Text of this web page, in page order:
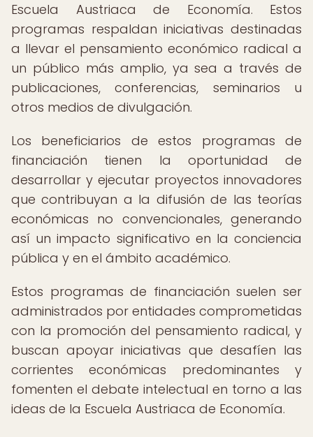
Escuela Austriaca de Economía. Estos
programas respaldan iniciativas destinadas
a llevar el pensamiento económico radical a
un público más amplio, ya sea a través de
publicaciones, conferencias, seminarios u
otros medios de divulgación.
Los beneficiarios de estos programas de
financiación tienen la oportunidad de
desarrollar y ejecutar proyectos innovadores
que contribuyan a la difusión de las teorías
económicas no convencionales, generando
así un impacto significativo en la conciencia
pública y en el ámbito académico.
Estos programas de financiación suelen ser
administrados por entidades comprometidas
con la promoción del pensamiento radical, y
buscan apoyar iniciativas que desafíen las
corrientes económicas predominantes y
fomenten el debate intelectual en torno a las
ideas de la Escuela Austriaca de Economía.